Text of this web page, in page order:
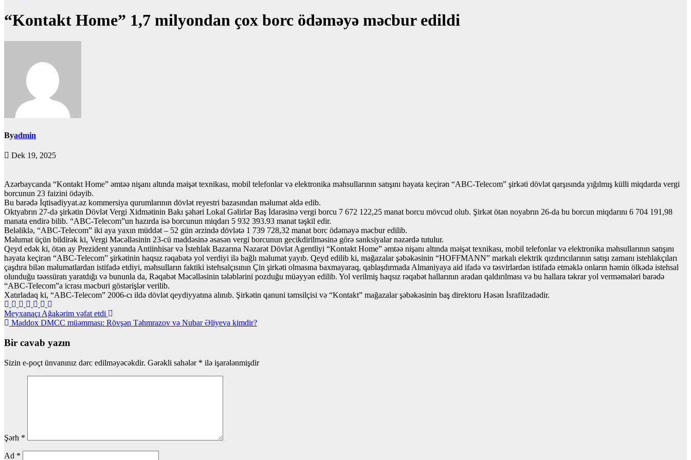
“Kontakt Home” 1,7 milyondan çox borc ödəməyə məcbur edildi
Byadmin
Dek 19, 2025
Azərbaycanda “Kontakt Home” əmtəə nişanı altında məişət texnikası, mobil telefonlar və elektronika məhsullarının satışını həyata keçirən “ABC-Telecom” şirkəti dövlət qarşısında yığılmış külli miqdarda vergi
borcunun 23 faizini ödəyib.
Bu barədə İqtisadiyyat.az kommersiya qurumlarının dövlət reyestri bazasından məlumat əldə edib.
Oktyabrın 27-də şirkətin Dövlət Vergi Xidmətinin Bakı şəhəri Lokal Gəlirlər Baş İdarəsinə vergi borcu 7 672 122,25 manat borcu mövcud olub. Şirkət ötən noyabrın 26-da bu borcun miqdarını 6 704 191,98
manata endirə bilib. “ABC-Telecom”un hazırda isə borcunun miqdarı 5 932 393.93 manat təşkil edir.
Beləliklə, “ABC-Telecom” iki aya yaxın müddət – 52 gün ərzində dövlətə 1 739 728,32 manat borc ödəməyə məcbur edilib.
Məlumat üçün bildirək ki, Vergi Məcəlləsinin 23-cü maddəsinə əsasən vergi borcunun gecikdirilməsinə görə sanksiyalar nəzərdə tutulur.
Qeyd edək ki, ötən ay Prezident yanında Antiinhisar və İstehlak Bazarına Nəzarət Dövlət Agentliyi “Kontakt Home” əmtəə nişanı altında məişət texnikası, mobil telefonlar və elektronika məhsullarının satışını
həyata keçirən “ABC-Telecom” şirkətinin haqsız rəqabətə yol verdiyi ilə bağlı məlumat yayıb. Qeyd edilib ki, mağazalar şəbəkəsinin “HOFFMANN” markalı elektrik qızdırıcılarının satışı zamanı istehlakçıları
çaşdıra bilən məlumatlardan istifadə etdiyi, məhsulların faktiki istehsalçısının Çin şirkəti olmasına baxmayaraq, qablaşdırmada Almaniyaya aid ifadə və təsvirlərdən istifadə etməklə onların həmin ölkədə istehsal
olunduğu təəssüratı yaratdığı və bununla da, Rəqabət Məcəlləsinin tələblərini pozduğu müəyyən edilib. Yol verilmiş haqsız rəqabət hallarının aradan qaldırılması və bu hallara təkrar yol verməmələri barədə
“ABC-Telecom”a icrası məcburi göstərişlər verilib.
Xatırladaq ki, “ABC-Telecom” 2006-cı ildə dövlət qeydiyyatına alınıb. Şirkətin qanuni təmsilçisi və “Kontakt” mağazalar şəbəkəsinin baş direktoru Həsən İsrafilzadədir.
Yazı
naviqasiyası
Meyxanaçı Ağakərim vəfat etdi
Maddox DMCC müəmması: Rövşən Təhmrazov və Nubar Əliyeva kimdir?
Bir cavab yazın
Sizin e-poçt ünvanınız dərc edilməyəcəkdir. Gərəkli sahələr * ilə işarələnmişdir
Şərh *
Ad *